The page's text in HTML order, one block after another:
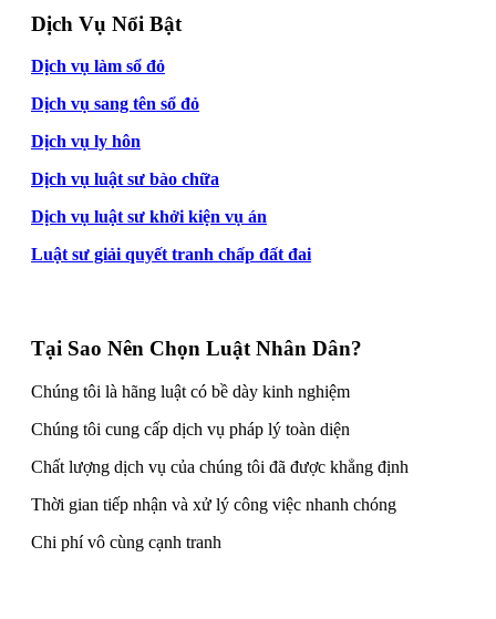
Dịch Vụ Nổi Bật
Dịch vụ làm sổ đỏ
Dịch vụ sang tên sổ đỏ
Dịch vụ ly hôn
Dịch vụ luật sư bào chữa
Dịch vụ luật sư khởi kiện vụ án
Luật sư giải quyết tranh chấp đất đai
Tại Sao Nên Chọn Luật Nhân Dân?
Chúng tôi là hãng luật có bề dày kinh nghiệm
Chúng tôi cung cấp dịch vụ pháp lý toàn diện
Chất lượng dịch vụ của chúng tôi đã được khẳng định
Thời gian tiếp nhận và xử lý công việc nhanh chóng
Chi phí vô cùng cạnh tranh